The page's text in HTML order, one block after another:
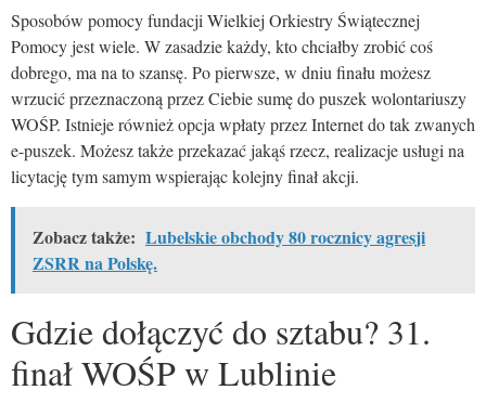
Sposobów pomocy fundacji Wielkiej Orkiestry Świątecznej
Pomocy jest wiele. W zasadzie każdy, kto chciałby zrobić coś
dobrego, ma na to szansę. Po pierwsze, w dniu finału możesz
wrzucić przeznaczoną przez Ciebie sumę do puszek wolontariuszy
WOŚP. Istnieje również opcja wpłaty przez Internet do tak zwanych
e-puszek. Możesz także przekazać jakąś rzecz, realizacje usługi na
licytację tym samym wspierając kolejny finał akcji.
Zobacz także: Lubelskie obchody 80 rocznicy agresji
ZSRR na Polskę.
Gdzie dołączyć do sztabu? 31.
finał WOŚP w Lublinie